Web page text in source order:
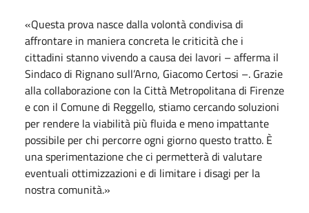
«Questa prova nasce dalla volontà condivisa di
affrontare in maniera concreta le criticità che i
cittadini stanno vivendo a causa dei lavori – afferma il
Sindaco di Rignano sull’Arno, Giacomo Certosi –. Grazie
alla collaborazione con la Città Metropolitana di Firenze
e con il Comune di Reggello, stiamo cercando soluzioni
per rendere la viabilità più fluida e meno impattante
possibile per chi percorre ogni giorno questo tratto. È
una sperimentazione che ci permetterà di valutare
eventuali ottimizzazioni e di limitare i disagi per la
nostra comunità.»